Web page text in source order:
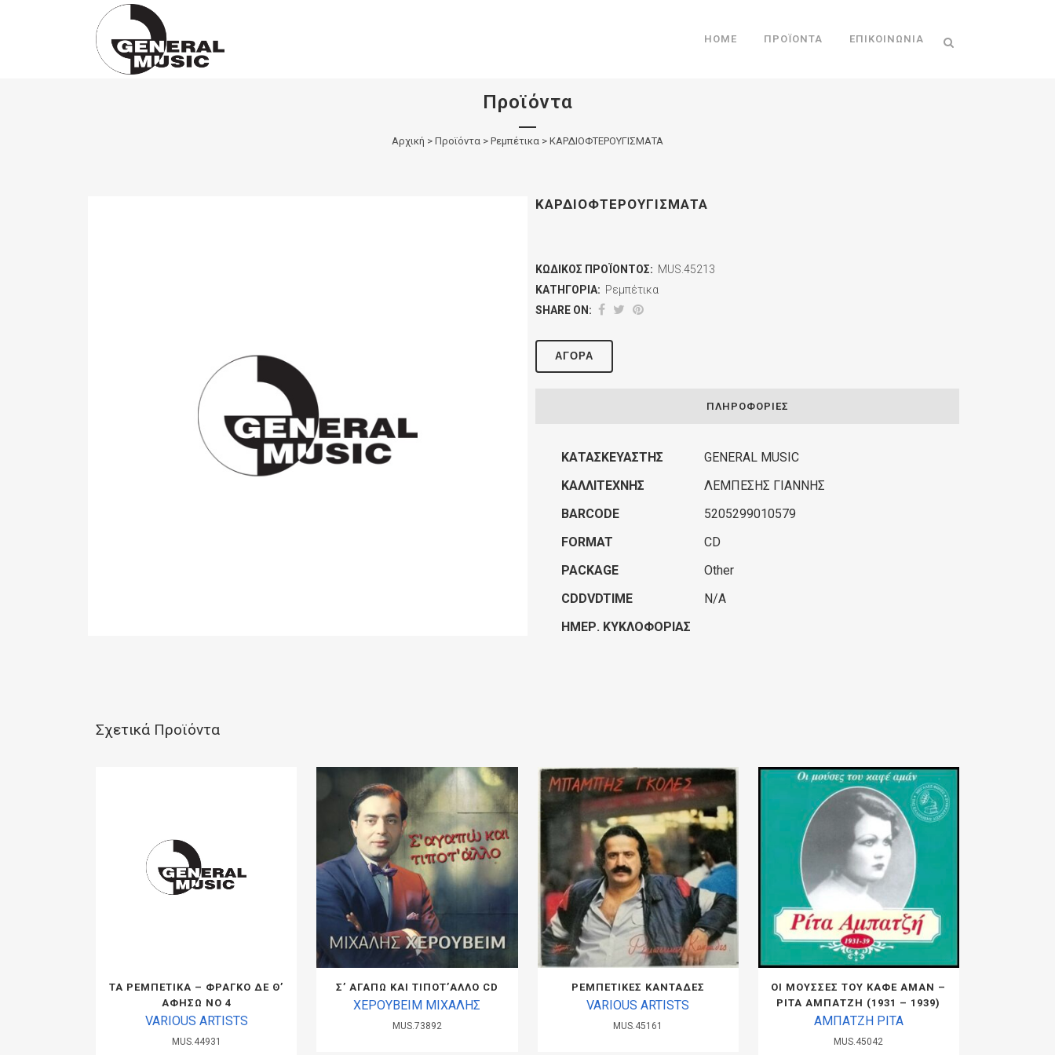
Products
HOME ΠΡΟΪΌΝΤΑ ΕΠΙΚΟΙΝΩΝΊΑ
Προϊόντα
Αρχική > Προϊόντα > Ρεμπέτικα > ΚΑΡΔΙΟΦΤΕΡΟΥΓΙΣΜΑΤΑ
ΚΑΡΔΙΟΦΤΕΡΟΥΓΙΣΜΑΤΑ
ΚΩΔΙΚΌΣ ΠΡΟΪΌΝΤΟΣ: MUS.45213
ΚΑΤΗΓΟΡΊΑ: Ρεμπέτικα
SHARE ON:
ΑΓΟΡΆ
ΠΛΗΡΟΦΟΡΊΕΣ
ΚΑΤΑΣΚΕΥΑΣΤΉΣ
GENERAL MUSIC
ΚΑΛΛΙΤΈΧΝΗΣ
ΛΕΜΠΕΣΗΣ ΓΙΑΝΝΗΣ
BARCODE
5205299010579
FORMAT
CD
PACKAGE
Other
CDDVDTIME
N/A
ΗΜΕΡ. ΚΥΚΛΟΦΟΡΊΑΣ
Σχετικά Προϊόντα
ΤΑ ΡΕΜΠΕΤΙΚΑ – ΦΡΑΓΚΟ ΔΕ Θ’
ΑΦΗΣΩ ΝΟ 4
VARIOUS ARTISTS
MUS.44931
Σ’ ΑΓΑΠΩ ΚΑΙ ΤΙΠΟΤ’ΑΛΛΟ CD
ΧΕΡΟΥΒΕΙΜ ΜΙΧΑΛΗΣ
MUS.73892
ΡΕΜΠΕΤΙΚΕΣ ΚΑΝΤΑΔΕΣ
VARIOUS ARTISTS
MUS.45161
ΟΙ ΜΟΥΣΣΕΣ ΤΟΥ ΚΑΦΕ ΑΜΑΝ –
ΡΙΤΑ ΑΜΠΑΤΖΗ (1931 – 1939)
ΑΜΠΑΤΖΗ ΡΙΤΑ
MUS.45042